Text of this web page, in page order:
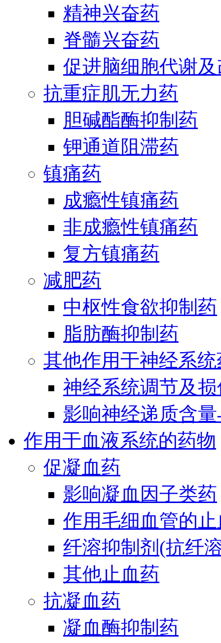
精神兴奋药
脊髓兴奋药
促进脑细胞代谢
抗重症肌无力药
胆碱酯酶抑制药
钾通道阻滞药
镇痛药
成瘾性镇痛药
非成瘾性镇痛药
复方镇痛药
减肥药
中枢性食欲抑制药
脂肪酶抑制药
其他作用于神经系统
神经系统调节及
影响神经递质含
作用于血液系统的药物
促凝血药
影响凝血因子类药
作用毛细血管的
纤溶抑制剂(抗纤
其他止血药
抗凝血药
凝血酶抑制药